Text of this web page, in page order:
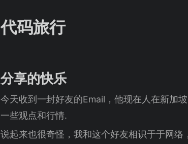
代码旅行
分享的快乐
今天收到一封好友的Email，他现在人在新加
一些观点和行情.
说起来也很奇怪，我和这个好友相识于于网